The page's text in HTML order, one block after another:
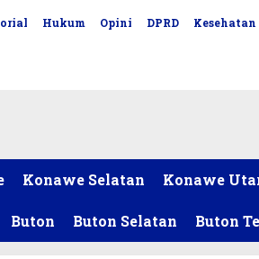
Hukum Opini DPRD Kesehatan
Konawe Selatan Konawe
Buton Buton Selatan Buton